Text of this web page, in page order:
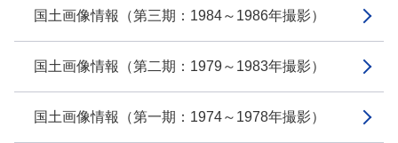
国土画像情報（第三期：1984～1986年撮影）
国土画像情報（第二期：1979～1983年撮影）
国土画像情報（第一期：1974～1978年撮影）